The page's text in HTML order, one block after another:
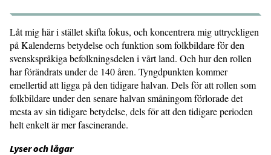
Låt mig här i stället skifta fokus, och koncentrera mig uttryckligen
på Kalenderns betydelse och funktion som folkbildare för den
svenskspråkiga befolkningsdelen i vårt land. Och hur den rollen
har förändrats under de 140 åren. Tyngdpunkten kommer
emellertid att ligga på den tidigare halvan. Dels för att rollen som
folkbildare under den senare halvan småningom förlorade det
mesta av sin tidigare betydelse, dels för att den tidigare perioden
helt enkelt är mer fascinerande.
Lyser och lågar